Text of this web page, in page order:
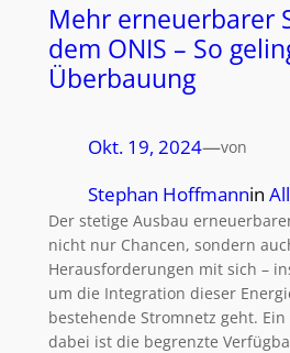
Mehr erneuerbarer
dem ONIS – So
Überbauung
Okt. 19, 2024—von
Stephan Hoffmannin
Der stetige Ausbau
nicht nur Chancen, sondern
Herausforderungen mit sich –
um die Integration dieser
bestehende Stromnetz geht.
dabei ist die begrenzte